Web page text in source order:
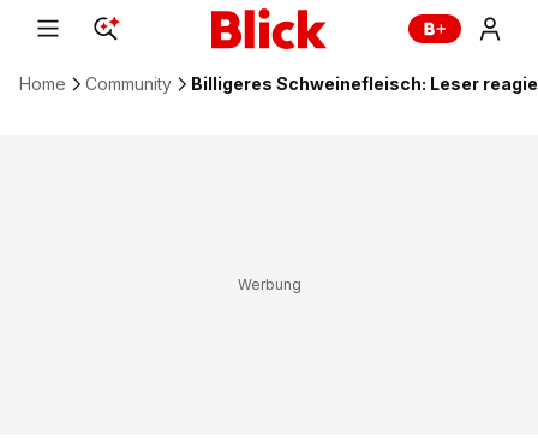
Home Community Billigeres Schweinefleisch: Leser